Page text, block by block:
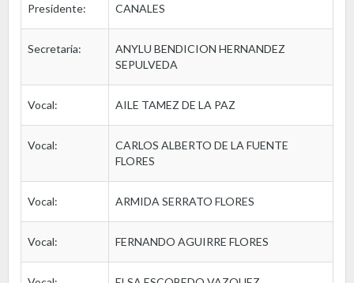
Presidente:
CANALES
Secretaria:
ANYLU BENDICION HERNANDEZ
SEPULVEDA
Vocal: AILE TAMEZ DE LA PAZ
Vocal:
CARLOS ALBERTO DE LA FUENTE
FLORES
Vocal: ARMIDA SERRATO FLORES
Vocal: FERNANDO AGUIRRE FLORES